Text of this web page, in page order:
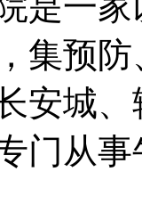
集预
安城
门从